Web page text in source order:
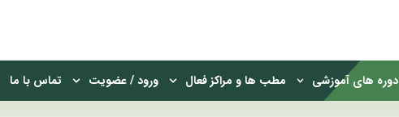
دوره های آموزشی مطب ها و مراکز فعال ورود / عضویت تماس با ما